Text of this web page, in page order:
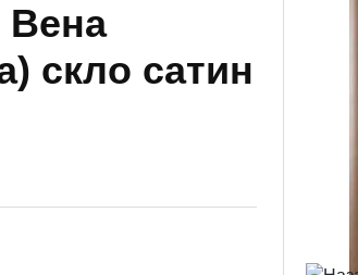
Вена
скло сатин